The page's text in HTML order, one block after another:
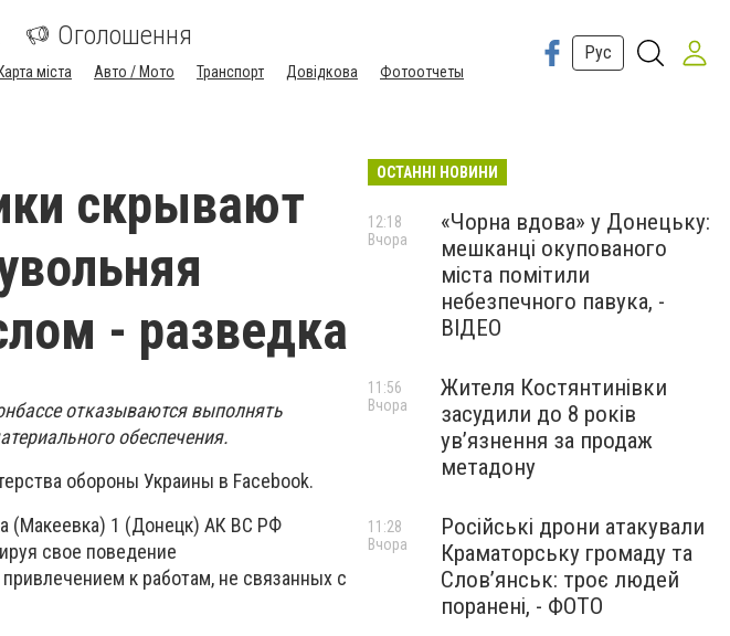
Оголошення
Карта міста Авто / Мото Транспорт Довідкова Фотоотчеты
Рус
скрывают
- разведка
отказываются выполнять
обеспечения.
обороны Украины в Facebook.
(Макеевка) 1 (Донецк) АК ВС РФ
свое поведение
к работам, не связанных с
ОСТАННІ НОВИНИ
«Чорна вдова» у Донецьку:
мешканці окупованого
міста помітили
небезпечного павука, -
ВІДЕО
12:18
Вчора
Жителя Костянтинівки
засудили до 8 років
ув’язнення за продаж
метадону
11:56
Вчора
Російські дрони атакували
Краматорську громаду та
Слов’янськ: троє людей
поранені, - ФОТО
11:28
Вчора